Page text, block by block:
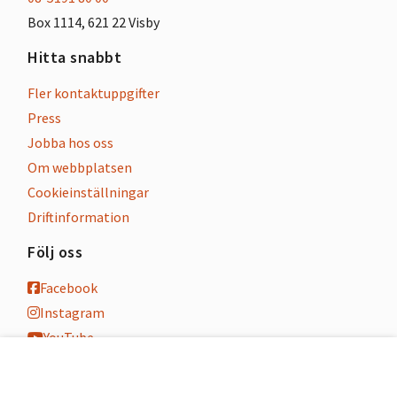
Box 1114, 621 22 Visby
Hitta snabbt
Fler kontaktuppgifter
Press
Jobba hos oss
Om webbplatsen
Cookieinställningar
Driftinformation
Följ oss
Facebook
Instagram
YouTube